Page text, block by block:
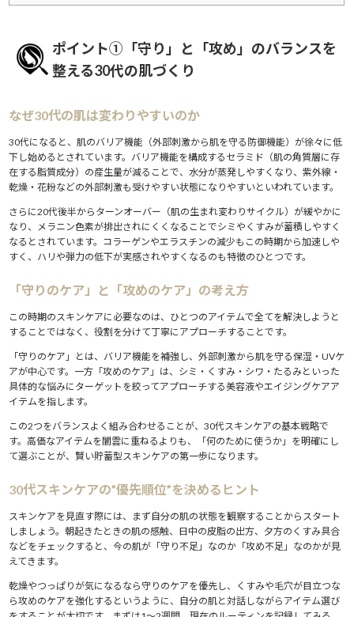
3.3.レチノール初心者が知っておきたい注意点
の習慣
4.1.
美肌栄養素を食事から意識的に取り入れる
4.2. 睡眠とストレスケアが肌の回復を左右する
5.ポイント⑤スキンケアを長続きさせる「習慣化」のコツ
5.2.肌日記とプロケアで継続モチベーションを保つ
5.3.「続けられる仕組み」を自分でつくる
6. まとめ
ポイント①「守り」と「攻め」のバランスを
整える30代の肌づくり
なぜ30代の肌は変わりやすいのか
30代になると、肌のバリア機能（外部刺激から肌を守る防御機能）が徐々に低
下し始めるとされています。バリア機能を構成するセラミド（肌の角質層に存
在する脂質成分）の産生量が減ることで、水分が蒸発しやすくなり、紫外線・
乾燥・花粉などの外部刺激も受けやすい状態になりやすいといわれています。
さらに20代後半からターンオーバー（肌の生まれ変わりサイクル）が緩やかに
なり、メラニン色素が排出されにくくなることでシミやくすみが蓄積しやすく
なるとされています。コラーゲンやエラスチンの減少もこの時期から加速しや
すく、ハリや弾力の低下が実感されやすくなるのも特徴のひとつです。
「守りのケア」と「攻めのケア」の考え方
この時期のスキンケアに必要なのは、ひとつのアイテムで全てを解決しようと
することではなく、役割を分けて丁寧にアプローチすることです。
「守りのケア」とは、バリア機能を補強し、外部刺激から肌を守る保湿・UVケ
アが中心です。一方「攻めのケア」は、シミ・くすみ・シワ・たるみといった
具体的な悩みにターゲットを絞ってアプローチする美容液やエイジングケアア
イテムを指します。
この2つをバランスよく組み合わせることが、30代スキンケアの基本戦略で
す。高価なアイテムを闇雲に重ねるよりも、「何のために使うか」を明確にし
て選ぶことが、賢い貯蓄型スキンケアの第一歩になります。
30代スキンケアの”優先順位”を決めるヒント
スキンケアを見直す際には、まず自分の肌の状態を観察することからスタート
しましょう。朝起きたときの肌の感触、日中の皮脂の出方、夕方のくすみ具合
などをチェックすると、今の肌が「守り不足」なのか「攻め不足」なのかが見
えてきます。
乾燥やつっぱりが気になるなら守りのケアを優先し、くすみや毛穴が目立つな
ら攻めのケアを強化するというように、自分の肌と対話しながらアイテム選び